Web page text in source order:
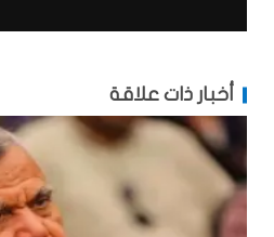
أخبار ذات علاقة